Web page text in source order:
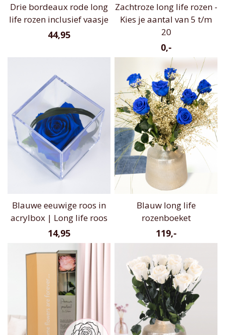
Drie bordeaux rode long
life rozen inclusief vaasje
44,95
Zachtroze long life rozen -
Kies je aantal van 5 t/m
20
0,-
Blauwe eeuwige roos in
acrylbox | Long life roos
14,95
Blauw long life
rozenboeket
119,-